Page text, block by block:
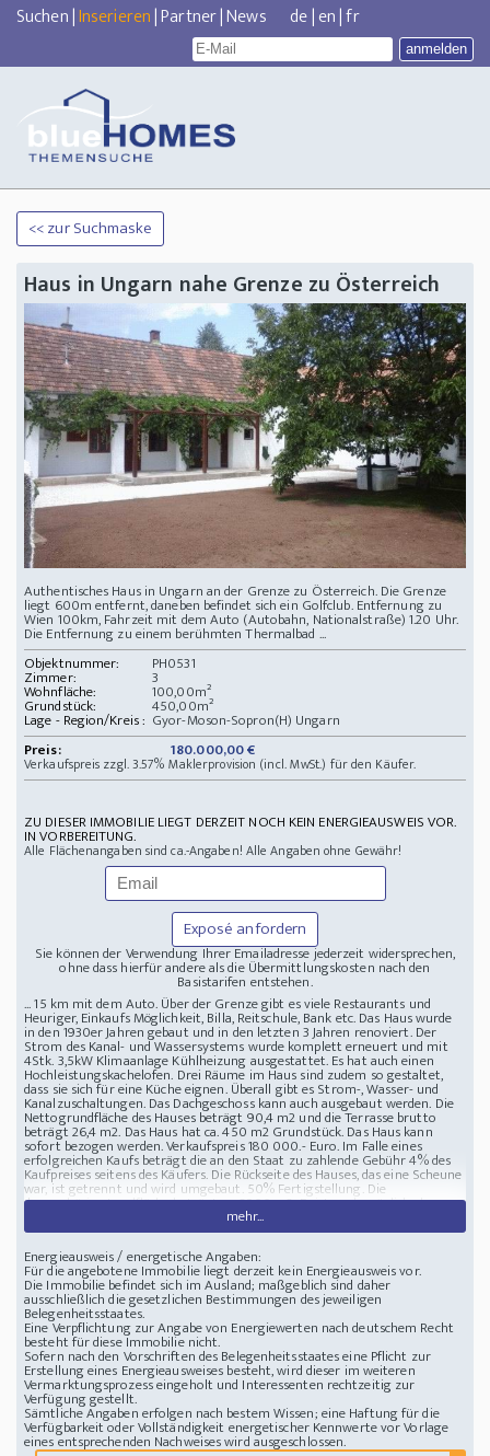
Suchen|Inserieren|Partner|News de|en|fr
<< zur Suchmaske
Haus in Ungarn nahe Grenze zu Österreich
Authentisches Haus in Ungarn an der Grenze zu Österreich. Die Grenze
liegt 600m entfernt, daneben befindet sich ein Golfclub. Entfernung zu
Wien 100km, Fahrzeit mit dem Auto (Autobahn, Nationalstraße) 1.20 Uhr.
Die Entfernung zu einem berühmten Thermalbad ...
Objektnummer:
PH0531
Zimmer: 3
Wohnfläche: 100,00m²
Grundstück: 450,00m²
Lage - Region/Kreis : Gyor-Moson-Sopron(H) Ungarn
Preis:
180.000,00 €
Verkaufspreis zzgl. 3.57% Maklerprovision (incl. MwSt.) für den Käufer.
ZU DIESER IMMOBILIE LIEGT DERZEIT NOCH KEIN ENERGIEAUSWEIS VOR.
IN VORBEREITUNG.
Alle Flächenangaben sind ca.-Angaben! Alle Angaben ohne Gewähr!
Exposé anfordern
Sie können der Verwendung Ihrer Emailadresse jederzeit widersprechen,
ohne dass hierfür andere als die Übermittlungskosten nach den
Basistarifen entstehen.
... 15 km mit dem Auto. Über der Grenze gibt es viele Restaurants und
Heuriger, Einkaufs Möglichkeit, Billa, Reitschule, Bank etc. Das Haus wurde
in den 1930er Jahren gebaut und in den letzten 3 Jahren renoviert. Der
Strom des Kanal- und Wassersystems wurde komplett erneuert und mit
4Stk. 3,5kW Klimaanlage Kühlheizung ausgestattet. Es hat auch einen
Hochleistungskachelofen. Drei Räume im Haus sind zudem so gestaltet,
dass sie sich für eine Küche eignen. Überall gibt es Strom-, Wasser- und
Kanalzuschaltungen. Das Dachgeschoss kann auch ausgebaut werden. Die
Nettogrundfläche des Hauses beträgt 90,4 m2 und die Terrasse brutto
beträgt 26,4 m2. Das Haus hat ca. 450 m2 Grundstück. Das Haus kann
sofort bezogen werden. Verkaufspreis 180 000.- Euro. Im Falle eines
erfolgreichen Kaufs beträgt die an den Staat zu zahlende Gebühr 4% des
Kaufpreises seitens des Käufers. Die Rückseite des Hauses, das eine Scheune
war, ist getrennt und wird umgebaut. 50% Fertigstellung. Die
dazugehörige Landfläche beträgt ca. 3900 m2. Es ist auch möglich, dass es
zum Verkauf steht - weitere Informationen auf Anfrage. Möglicherweise
beide Teile des Hauses zusammen zum Verkauf.
Lage : Kreis Győr-Moson-Sopron, Ungarn - an der Grenze zu Österreich
Haus in Ungarn nahe Grenze zu Österreich
mehr...
9476 Zsira, Ungarn nahe
Grenze zu Österreich. Die Grenze liegt 600m entfernt, daneben befindet
sich ein Golfclub. Entfernung zu Wien 100km, Fahrzeit mit dem Auto
(Autobahn, Nationalstraße) 1.20 Uhr. Die Entfernung zu einem berühmten
Thermalbad 15 km mit dem Auto. Über der Grenze gibt es viele
Restaurants und Heuriger, Einkaufs Möglichkeit, Billa, Reitschule, Bank etc.
Energieausweis / energetische Angaben:
Für die angebotene Immobilie liegt derzeit kein Energieausweis vor.
Die Immobilie befindet sich im Ausland; maßgeblich sind daher
ausschließlich die gesetzlichen Bestimmungen des jeweiligen
Belegenheitsstaates.
Eine Verpflichtung zur Angabe von Energiewerten nach deutschem Recht
besteht für diese Immobilie nicht.
Sofern nach den Vorschriften des Belegenheitsstaates eine Pflicht zur
Erstellung eines Energieausweises besteht, wird dieser im weiteren
Vermarktungsprozess eingeholt und Interessenten rechtzeitig zur
Verfügung gestellt.
Sämtliche Angaben erfolgen nach bestem Wissen; eine Haftung für die
Verfügbarkeit oder Vollständigkeit energetischer Kennwerte vor Vorlage
eines entsprechenden Nachweises wird ausgeschlossen.